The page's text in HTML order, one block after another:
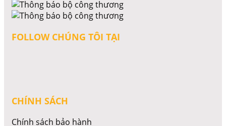
FOLLOW CHÚNG TÔI TẠI
CHÍNH SÁCH
Chính sách bảo hành